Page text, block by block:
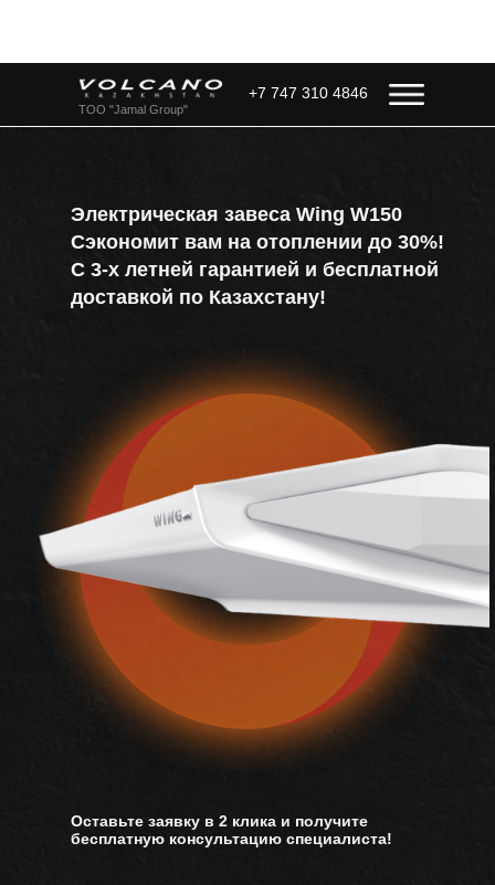
ТОО "Jamal Group"
+7 747 310 4846
Электрическая завеса Wing W150
Сэкономит вам на отоплении до 30%!
С 3-х летней гарантией и бесплатной
доставкой по Казахстану!
Оставьте заявку в 2 клика и получите
бесплатную консультацию специалиста!